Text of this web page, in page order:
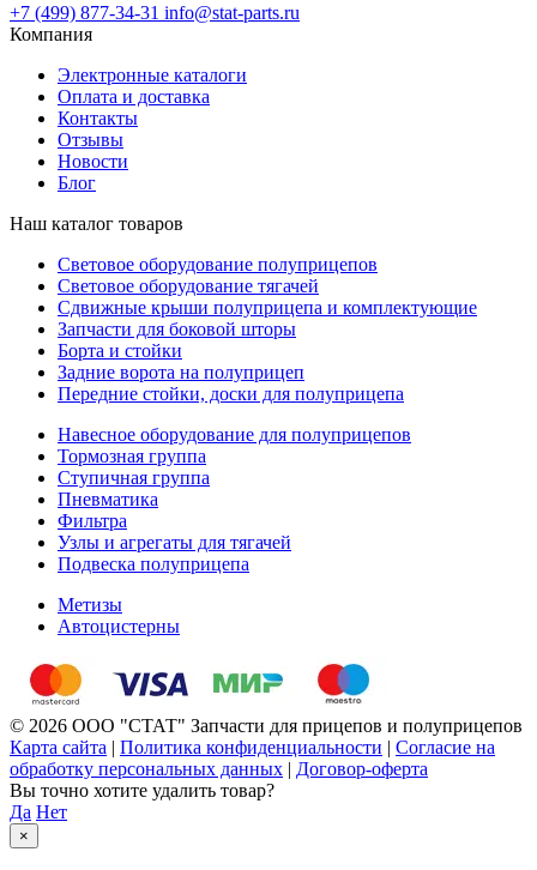
+7 (499) 877-34-31 info@stat-parts.ru
Компания
Электронные каталоги
Оплата и доставка
Контакты
Отзывы
Новости
Блог
Наш каталог товаров
Световое оборудование полуприцепов
Световое оборудование тягачей
Сдвижные крыши полуприцепа и комплектующие
Запчасти для боковой шторы
Борта и стойки
Задние ворота на полуприцеп
Передние стойки, доски для полуприцепа
Навесное оборудование для полуприцепов
Тормозная группа
Ступичная группа
Пневматика
Фильтра
Узлы и агрегаты для тягачей
Подвеска полуприцепа
Метизы
Автоцистерны
© 2026 ООО "СТАТ" Запчасти для прицепов и полуприцепов
Карта сайта | Политика конфиденциальности | Согласие на
обработку персональных данных | Договор-оферта
Вы точно хотите удалить товар?
Да Нет
×